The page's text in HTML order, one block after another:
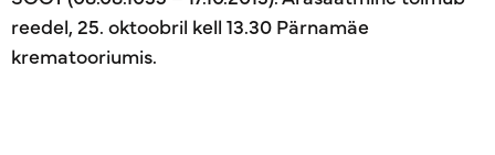
reedel, 25. oktoobril kell 13.30 Pärnamäe
krematooriumis.